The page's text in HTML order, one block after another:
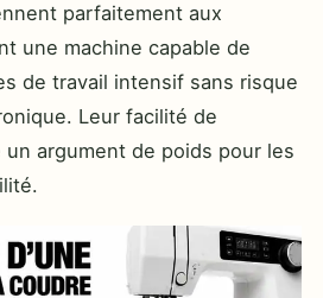
parfaitement aux
une machine capable de
de travail intensif sans risque
Leur facilité de
argument de poids pour les